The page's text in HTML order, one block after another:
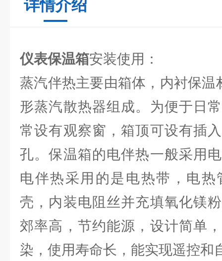
详情介绍
仪表保温箱安装使用：
蒸汽伴热主要由箱体，内衬保温
形蒸汽散热器组成。为便于日
常设有观察窗，箱顶可设有插
孔。保温箱的电伴热一般采用
电伴热采用的是电热带，电
壳，内装电阻丝并充填氧化镁
郊率高，节约能源，设计简单
染，使用寿命长，能实现遥控和